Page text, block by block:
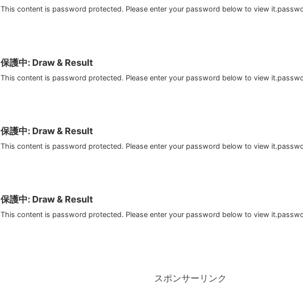
This content is password protected. Please enter your password below to view
保護中: Draw & Result
This content is password protected. Please enter your password below to view
保護中: Draw & Result
This content is password protected. Please enter your password below to view
保護中: Draw & Result
This content is password protected. Please enter your password below to view
スポンサーリンク